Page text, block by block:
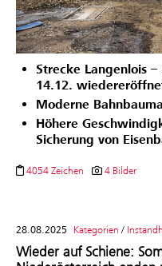
Strecke Langenlois
14.12.
Moderne
Höhere
Sicherung von
4054 Zeichen 4 Bilder
28.08.2025 Kategorien /
Wieder auf Schiene: